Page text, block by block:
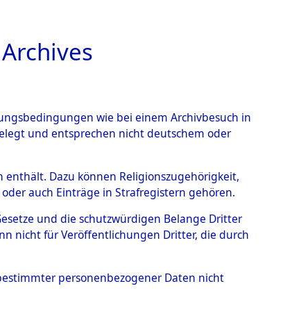
→0015 (84607509)
wie bei einem Archivbesuch in
und entsprechen nicht deutschem oder
enthält. Dazu können Religionszugehörigkeit,
auch Einträge in Strafregistern gehören.
und die schutzwürdigen Belange Dritter
nicht für Veröffentlichungen Dritter, die durch
personenbezogener Daten nicht